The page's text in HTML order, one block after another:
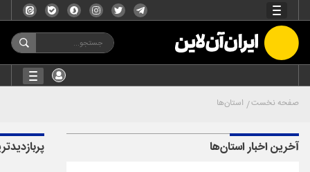
صفحه نخست استان‌ها
آخرین اخبار استان‌ها